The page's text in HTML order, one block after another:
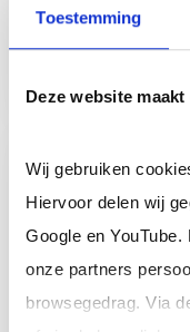
Toestemming
Deze website
Wij gebruiken
Hiervoor delen wij
Google en
onze partners
browsegedrag. Via
voor u
Ik ben
Je